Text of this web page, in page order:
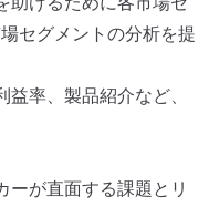
セグメントの分析を提
率、製品紹介など、
が直面する課題とリ